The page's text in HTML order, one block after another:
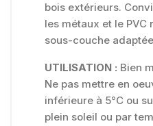
bois extérieurs.
les métaux et le
sous-couche
UTILISATION : Bien
Ne pas mettre en
inférieure à 5°C ou
plein soleil ou par